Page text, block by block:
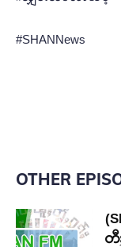
#SHANNews
OTHER
တီ